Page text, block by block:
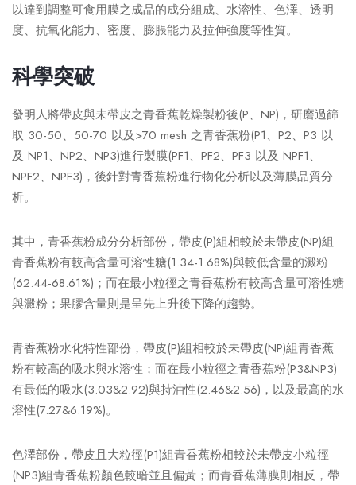
以達到調整可食用膜之成品的成分組成、水溶性、色澤、透明
度、抗氧化能力、密度、膨脹能力及拉伸強度等性質。
科學突破
發明人將帶皮與未帶皮之青香蕉乾燥製粉後(P、NP)，研磨過篩
取 30-50、50-70 以及>70 mesh 之青香蕉粉(P1、P2、P3 以
及 NP1、NP2、NP3)進行製膜(PF1、PF2、PF3 以及 NPF1、
NPF2、NPF3)，後針對青香蕉粉進行物化分析以及薄膜品質分
析。
其中，青香蕉粉成分分析部份，帶皮(P)組相較於未帶皮(NP)組
青香蕉粉有較高含量可溶性糖(1.34-1.68%)與較低含量的澱粉
(62.44-68.61%)；而在最小粒徑之青香蕉粉有較高含量可溶性糖
與澱粉；果膠含量則是呈先上升後下降的趨勢。
青香蕉粉水化特性部份，帶皮(P)組相較於未帶皮(NP)組青香蕉
粉有較高的吸水與水溶性；而在最小粒徑之青香蕉粉(P3&NP3)
有最低的吸水(3.03&2.92)與持油性(2.46&2.56)，以及最高的水
溶性(7.27&6.19%)。
色澤部份，帶皮且大粒徑(P1)組青香蕉粉相較於未帶皮小粒徑
(NP3)組青香蕉粉顏色較暗並且偏黃；而青香蕉薄膜則相反，帶